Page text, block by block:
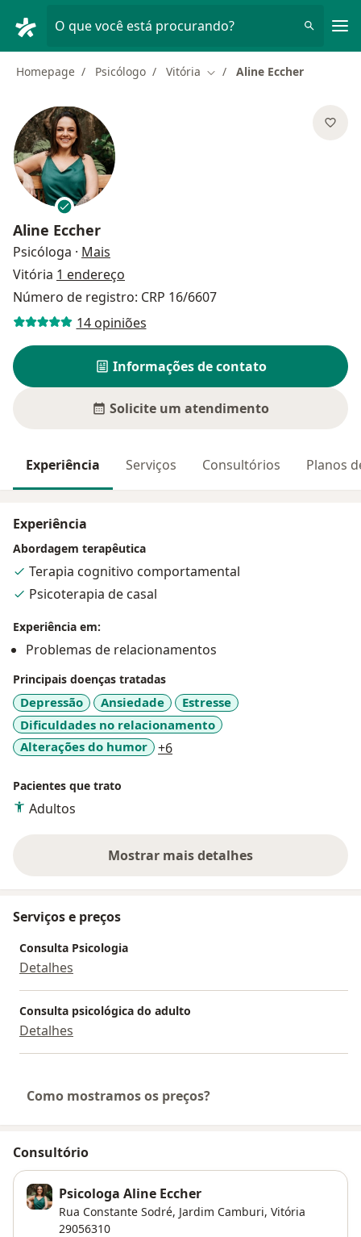
O que você está procurando?
Homepage Psicólogo Vitória Mudar de cidade
Aline Eccher
Aline Eccher
Psicóloga · Mais
Vitória 1 endereço
Número de registro: CRP 16/6607
14 opiniões
Informações de contato
Solicite um atendimento
Experiência Serviços Consultórios Planos
Experiência
Abordagem terapêutica
Terapia cognitivo comportamental
Psicoterapia de casal
Experiência em:
Problemas de relacionamentos
Principais doenças tratadas
Depressão Ansiedade
Estresse
Dificuldades no relacionamento
Alterações do humor
+6a11y_sr_more_diseases
Pacientes que trato
Adultos
Mostrar mais detalhes
sobre a experiência
Serviços e preços
Consulta Psicologia
Detalhes
Consulta psicológica do adulto
Detalhes
Como mostramos os preços?
Consultório
Psicologa Aline Eccher
Rua Constante Sodré, Jardim Camburi, Vitória
29056310